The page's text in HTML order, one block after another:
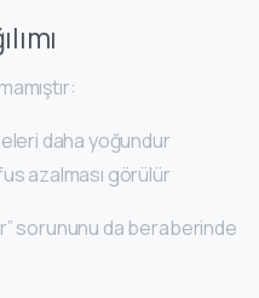
daha yoğundur
azalması görülür
sorununu da beraberinde